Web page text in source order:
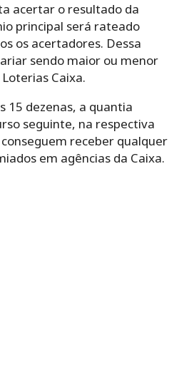
acertar o resultado da
principal será rateado
os acertadores. Dessa
sendo maior ou menor
Caixa.
15 dezenas, a quantia
seguinte, na respectiva
receber qualquer
em agências da Caixa.